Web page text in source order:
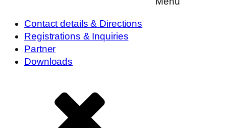
Contact details & Directions
Registrations & Inquiries
Partner
Downloads